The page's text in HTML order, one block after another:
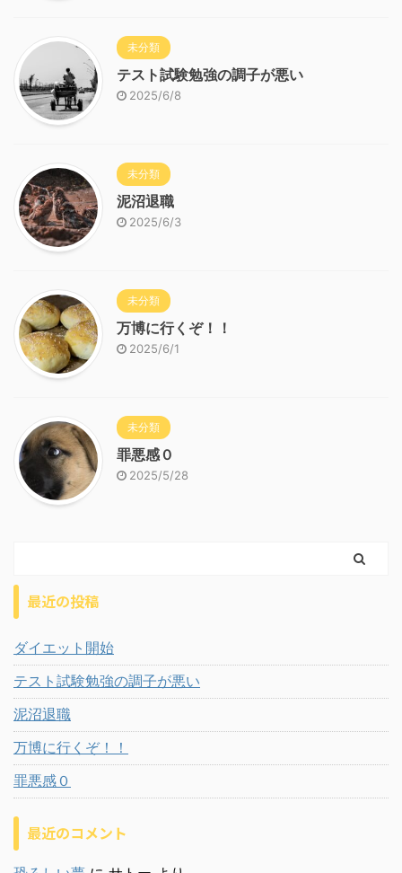
未分類
テスト試験勉強の調子が悪い
2025/6/8
未分類
泥沼退職
2025/6/3
未分類
万博に行くぞ！！
2025/6/1
未分類
罪悪感０
2025/5/28
最近の投稿
ダイエット開始
テスト試験勉強の調子が悪い
泥沼退職
万博に行くぞ！！
罪悪感０
最近のコメント